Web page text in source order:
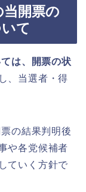
当開票の
て
は、開票の状
し、当選者・得
の結果判明後
や各党候補者
ていく方針で